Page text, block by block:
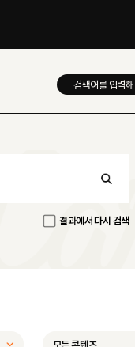
결과에서 다시 검색